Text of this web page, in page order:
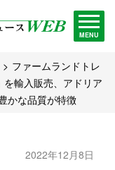
MENU
ファームランドトレ
輸入販売、アドリア
かな品質が特徴
2022年12月8日